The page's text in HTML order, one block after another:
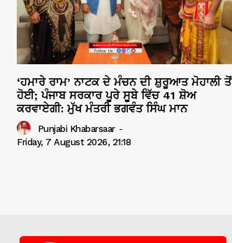
‘ਹਮਾਰੇ ਰਾਮ’ ਨਾਟਕ ਦੇ ਮੰਚਨ ਦੀ ਸ਼ੁਰੂਆਤ ਮੋਹਾਲੀ ਤੋਂ
ਹੋਈ; ਪੰਜਾਬ ਸਰਕਾਰ ਪੂਰੇ ਸੂਬੇ ਵਿੱਚ 41 ਸ਼ੋਅ
ਕਰਵਾਏਗੀ: ਮੁੱਖ ਮੰਤਰੀ ਭਗਵੰਤ ਸਿੰਘ ਮਾਨ
Punjabi Khabarsaar -
Friday, 7 August 2026, 21:18